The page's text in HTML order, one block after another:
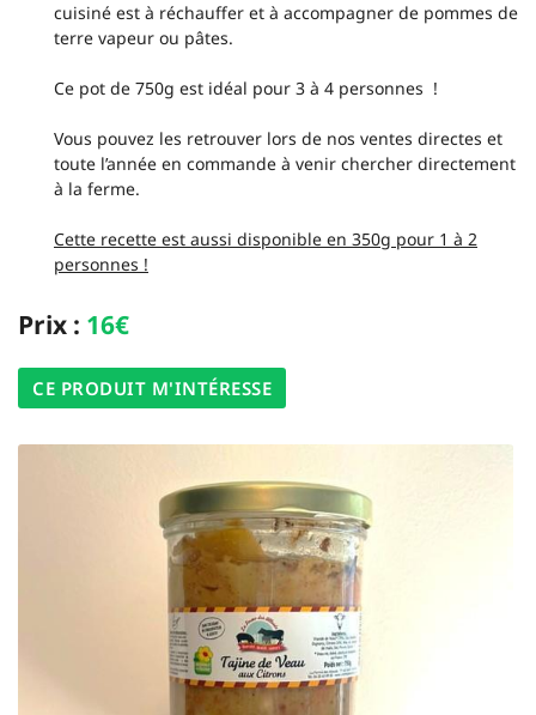
Rafraîchir le captcha
En cochant cette case, vous consentez à recevoir nos propositions commerciales à
cuisiné est à réchauffer et à accompagner de pommes de
terre vapeur ou pâtes.
Ce pot de 750g est idéal pour 3 à 4 personnes !
Vous pouvez les retrouver lors de nos ventes directes et
toute l’année en commande à venir chercher directement
à la ferme.
Cette recette est aussi disponible en 350g pour 1 à 2
personnes !
Prix : 16€
CE PRODUIT M'INTÉRESSE